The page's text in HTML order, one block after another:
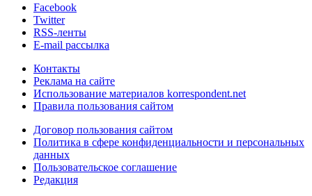
Facebook
Twitter
RSS-ленты
E-mail рассылка
Контакты
Реклама на сайте
Использование материалов korrespondent.net
Правила пользования сайтом
Договор пользования сайтом
Политика в сфере конфиденциальности и персональных
данных
Пользовательское соглашение
Редакция